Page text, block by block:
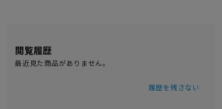
閲覧履歴
最近見た商品がありません。
履歴を残さない